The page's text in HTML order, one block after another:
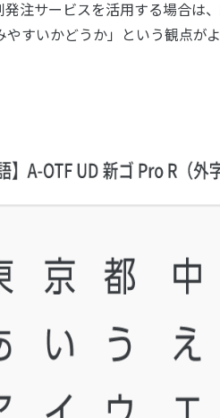
発注サービスを活用する場合は
すいかどうか」という観点がよ